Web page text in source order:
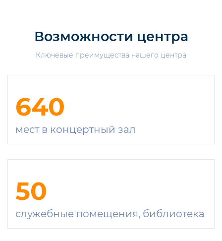
Возможности центра
Ключевые преимущества нашего центра
640
мест в концертный зал
50
служебные помещения, библиотека